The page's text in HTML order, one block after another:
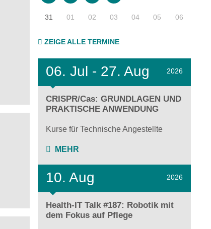
31 01 02 03 04 05 06
ZEIGE ALLE TERMINE
06. Jul - 27. Aug 2026
CRISPR/Cas: GRUNDLAGEN UND
PRAKTISCHE ANWENDUNG
Kurse für Technische Angestellte
MEHR
10. Aug 2026
Health-IT Talk #187: Robotik mit
dem Fokus auf Pflege